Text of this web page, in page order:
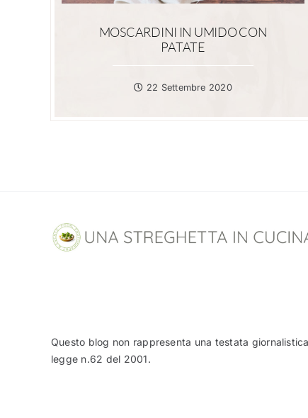
MOSCARDINI IN UMIDO CON
PATATE
22 Settembre 2020
Questo blog non rappresenta una testata
legge n.62 del 2001.